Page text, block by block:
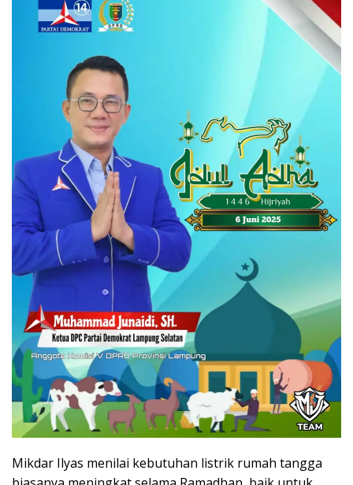
Mikdar Ilyas menilai kebutuhan listrik rumah tangga